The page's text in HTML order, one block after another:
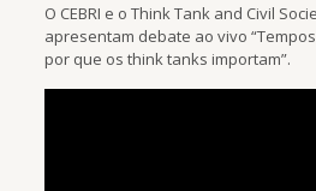
O CEBRI e o Think Tank and Civil
apresentam debate ao vivo
por que os think tanks importam”.